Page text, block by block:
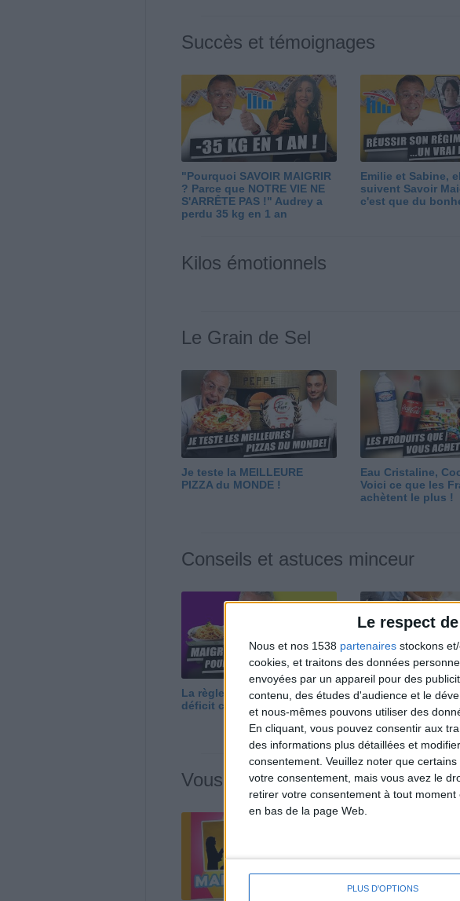
Le respect
Nous et nos 1538 partenaires stockons
cookies, et traitons des données
envoyées par un appareil pour des
contenu, des études d'audience et le
et nous-mêmes pouvons utiliser des
En cliquant, vous pouvez consentir aux
des informations plus détaillées et
consentement. Veuillez noter que
votre consentement, mais vous avez le
retirer votre consentement à tout
en bas de la page Web.
PLUS D'OPTIONS
Succès et témoignages
"Pourquoi SAVOIR MAIGRIR
? Parce que NOTRE VIE NE
S'ARRÊTE PAS !" Audrey a
perdu 35 kg en 1 an
Emilie et Sabine,
suivent Savoir
c'est que du
Kilos émotionnels
Le Grain de Sel
Je teste la MEILLEURE
PIZZA du MONDE !
Eau Cristaline,
Voici ce que les
achètent le plus !
Conseils et astuces minceur
La règle N°1 pour maigrir : le
déficit calorique
Perdre 10 kg : ma
est imparable
Vous m'avez demandé